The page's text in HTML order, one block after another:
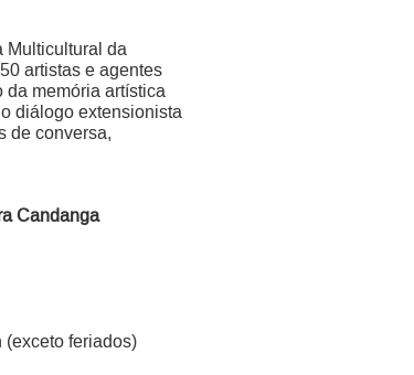
Multicultural da
artistas e agentes
da memória artística
diálogo extensionista
de conversa,
Candanga
(exceto feriados)